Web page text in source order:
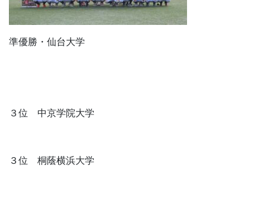
準優勝・仙台大学
３位 中京学院大学
３位 桐蔭横浜大学